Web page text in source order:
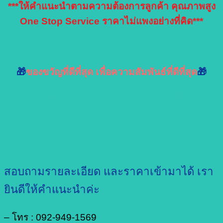
***ให้คำแนะนำตามความต้องการลูกค้า คุณภาพสูง
One Stop Service ราคาไม่แพงอย่างที่คิด***
🎁ของขวัญที่ดีที่สุด เพื่อความสัมพันธ์ที่ดีที่สุด🎁
สอบถามรายละเอียด และราคาเข้ามาได้ เรา
ยินดีให้คำแนะนำค่ะ
– โทร : 092-949-1569